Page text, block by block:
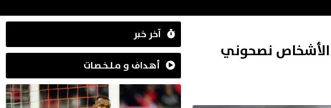
الأشخاص نصحوني
آخر خبر
أهـداف و مـلـخـصـات